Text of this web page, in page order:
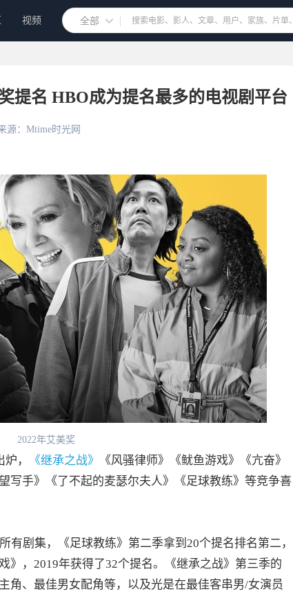
视频 全部
提名 HBO成为提名最多的电视剧平台
源：Mtime时光网
2022年艾美奖
， 《继承之战》
《风骚律师》《鱿鱼游戏》《亢奋》
写手》《了不起的麦瑟尔夫人》《足球教练》等竞争喜
有剧集，《足球教练》第二季拿到20个提名排名第二，
》，2019年获得了32个提名。《继承之战》第三季的
角、最佳男女配角等，以及光是在最佳客串男/女演员